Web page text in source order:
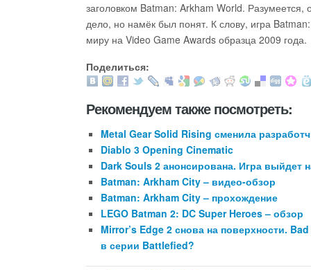
заголовком Batman: Arkham World. Разумеется,
дело, но намёк был понят. К слову, игра
миру на Video Game Awards образца 2009 года.
Поделиться:
Рекомендуем также посмотреть:
Metal Gear Solid Rising сменила
Diablo 3 Opening Cinematic
Dark Souls 2 анонсирована. Игра выйдет
Batman: Arkham City – видео-обзор
Batman: Arkham City – прохождение
LEGO Batman 2: DC Super Heroes – обзор
Mirror’s Edge 2 снова на поверхности.
в серии Battlefied?